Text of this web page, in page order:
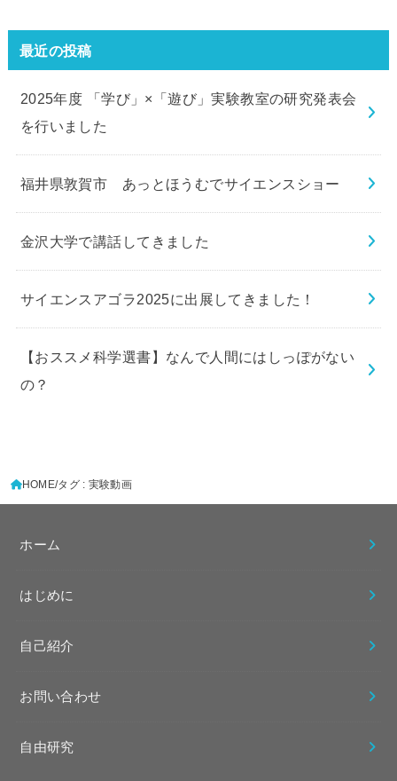
最近の投稿
2025年度 「学び」×「遊び」実験教室の研究発表会
を行いました
福井県敦賀市 あっとほうむでサイエンスショー
金沢大学で講話してきました
サイエンスアゴラ2025に出展してきました！
【おススメ科学選書】なんで人間にはしっぽがない
の？
HOME タグ : 実験動画
ホーム
はじめに
自己紹介
お問い合わせ
自由研究